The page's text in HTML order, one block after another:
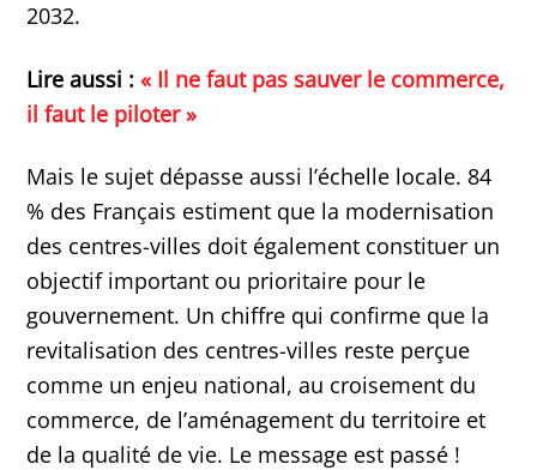
2032.
Lire aussi :« Il ne faut pas sauver le commerce,
il faut le piloter »
Mais le sujet dépasse aussi l’échelle locale. 84
% des Français estiment que la modernisation
des centres-villes doit également constituer un
objectif important ou prioritaire pour le
gouvernement. Un chiffre qui confirme que la
revitalisation des centres-villes reste perçue
comme un enjeu national, au croisement du
commerce, de l’aménagement du territoire et
de la qualité de vie. Le message est passé !